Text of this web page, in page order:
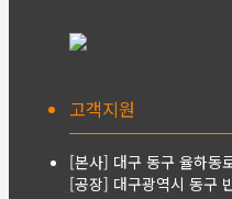
고객지원
[본사] 대구 동구 율하동
[공장] 대구광역시 동구